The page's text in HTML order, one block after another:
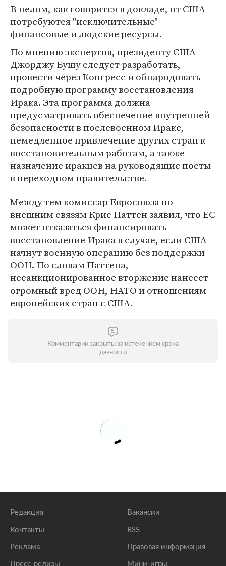
В целом, как говорится в докладе, от США
потребуются "исключительные"
финансовые и людские ресурсы.
По мнению экспертов, президенту США
Джорджу Бушу следует разработать,
провести через Конгресс и обнародовать
подробную программу восстановления
Ирака. Эта программа должна
предусматривать обеспечение внутренней
безопасности в послевоенном Ираке,
немедленное привлечение других стран к
восстановительным работам, а также
назначение иракцев на руководящие посты
в переходном правительстве.
Между тем комиссар Евросоюза по
внешним связям Крис Паттен заявил, что ЕС
может отказаться финансировать
восстановление Ирака в случае, если США
начнут военную операцию без поддержки
ООН. По словам Паттена,
несанкционированное вторжение нанесет
огромный вред ООН, НАТО и отношениям
европейских стран с США.
Комментарии закрыты за истечением срока
давности
Редакция
Контакты
Реклама
Пресс-релизы
Вакансии
RSS
Правовая информация
Мини-игры